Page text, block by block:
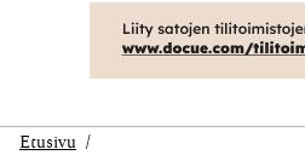
Etusivu